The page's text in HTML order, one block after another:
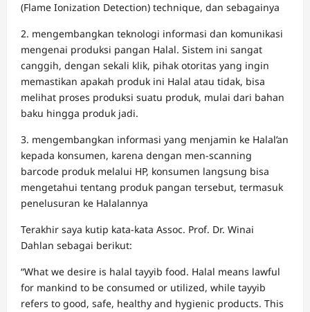
(Flame Ionization Detection) technique, dan sebagainya
2. mengembangkan teknologi informasi dan komunikasi
mengenai produksi pangan Halal. Sistem ini sangat
canggih, dengan sekali klik, pihak otoritas yang ingin
memastikan apakah produk ini Halal atau tidak, bisa
melihat proses produksi suatu produk, mulai dari bahan
baku hingga produk jadi.
3. mengembangkan informasi yang menjamin ke Halal’an
kepada konsumen, karena dengan men-scanning
barcode produk melalui HP, konsumen langsung bisa
mengetahui tentang produk pangan tersebut, termasuk
penelusuran ke Halalannya
Terakhir saya kutip kata-kata Assoc. Prof. Dr. Winai
Dahlan sebagai berikut:
“What we desire is halal tayyib food. Halal means lawful
for mankind to be consumed or utilized, while tayyib
refers to good, safe, healthy and hygienic products. This